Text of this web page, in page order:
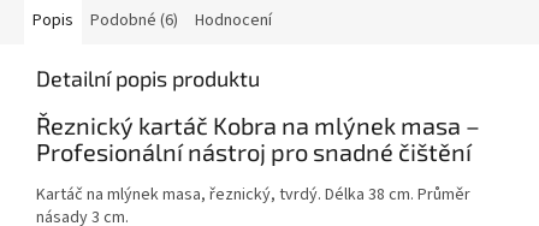
Popis Podobné (6) Hodnocení
Detailní popis produktu
Řeznický kartáč Kobra na mlýnek masa –
Profesionální nástroj pro snadné čištění
Kartáč na mlýnek masa, řeznický, tvrdý. Délka 38 cm. Průměr
násady 3 cm.